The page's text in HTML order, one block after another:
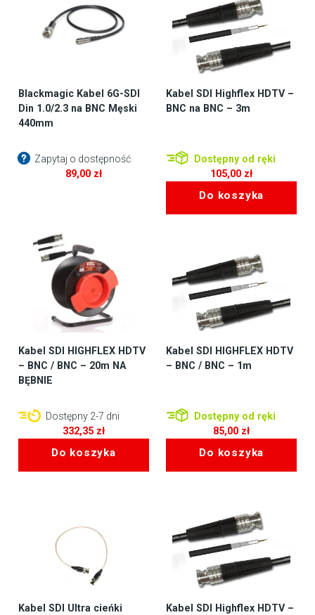
Blackmagic Kabel 6G-SDI
Din 1.0/2.3 na BNC Męski
440mm
Zapytaj o dostępność
89,00 zł
Kabel SDI Highflex HDTV –
BNC na BNC – 3m
Dostępny od ręki
105,00 zł
Do koszyka
Kabel SDI HIGHFLEX HDTV
– BNC / BNC – 20m NA
BĘBNIE
Dostępny 2-7 dni
332,35 zł
Do koszyka
Kabel SDI HIGHFLEX HDTV
– BNC / BNC – 1m
Dostępny od ręki
85,00 zł
Do koszyka
Kabel SDI Ultra cieńki
Kabel SDI Highflex HDTV –